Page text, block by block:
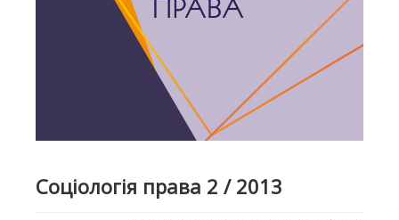
Соціологія права 2 / 2013